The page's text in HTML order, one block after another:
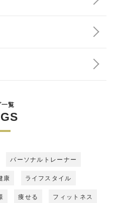
一覧
パーソナルトレーナー
康 ライフスタイル
痩せる フィットネス